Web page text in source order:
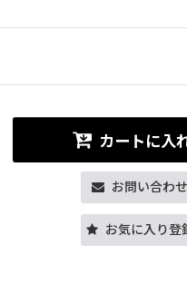
カートに入
お問い合わせ
お気に入り登